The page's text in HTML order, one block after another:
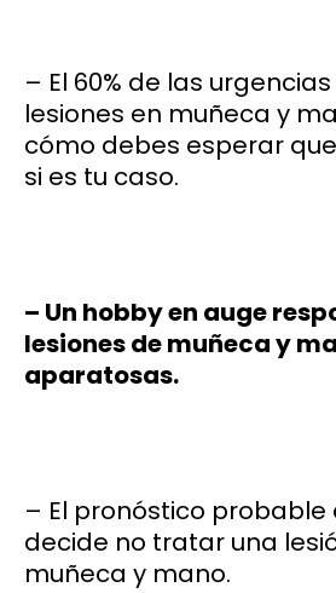
– El 60% de las
lesiones en muñeca y
cómo debes esperar
si es tu caso.
– Un hobby en auge
lesiones de muñeca y
aparatosas.
– El pronóstico probable
decide no tratar una
muñeca y mano.